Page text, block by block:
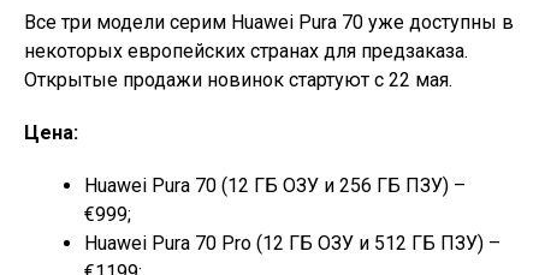
Все три модели серим Huawei Pura 70 уже доступны в
некоторых европейских странах для предзаказа.
Открытые продажи новинок стартуют с 22 мая.
Цена:
Huawei Pura 70 (12 ГБ ОЗУ и 256 ГБ ПЗУ) –
€999;
Huawei Pura 70 Pro (12 ГБ ОЗУ и 512 ГБ ПЗУ) –